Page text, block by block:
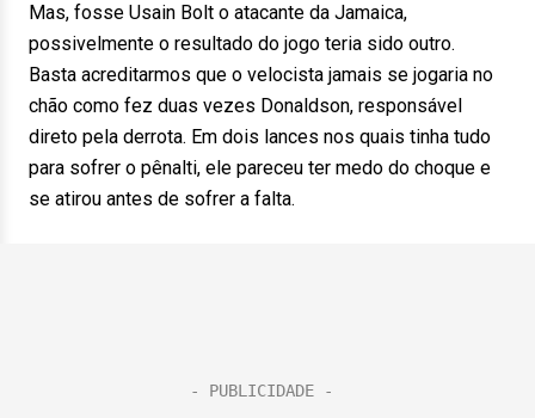
Mas, fosse Usain Bolt o atacante da Jamaica,
possivelmente o resultado do jogo teria sido outro.
Basta acreditarmos que o velocista jamais se jogaria no
chão como fez duas vezes Donaldson, responsável
direto pela derrota. Em dois lances nos quais tinha tudo
para sofrer o pênalti, ele pareceu ter medo do choque e
se atirou antes de sofrer a falta.